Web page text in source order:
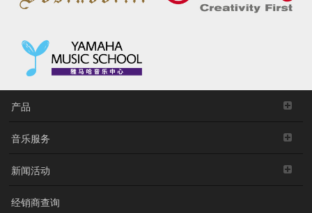
产品
音乐服务
新闻活动
经销商查询